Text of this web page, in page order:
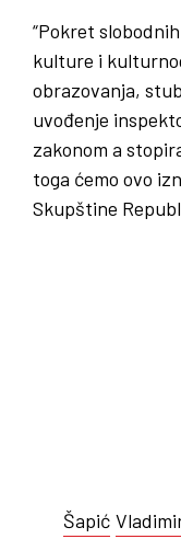
“Pokret
kulture i
obrazovanja,
uvođenje
zakonom a
toga ćemo ovo
Skupštine
Šapić